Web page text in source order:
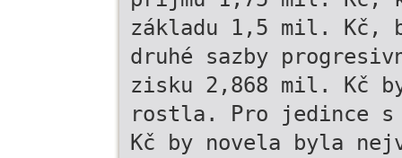
základu 1,5 mil. Kč,
druhé sazby
zisku 2,868 mil. Kč by
rostla. Pro jedince s
Kč by novela byla